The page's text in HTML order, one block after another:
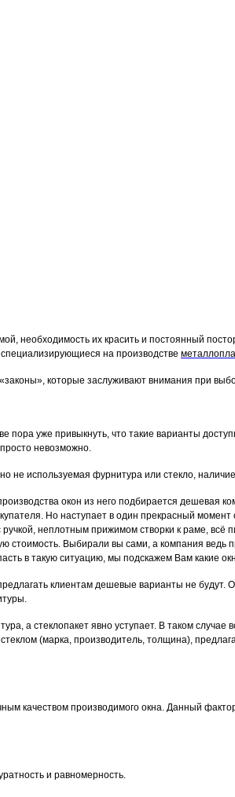
необходимость их красить и постоянный
на производстве
которые заслуживают внимания при
уже привыкнуть, что такие варианты
невозможно.
не используемая фурнитура или стекло,
окон из него подбирается дешевая
Но наступает в один прекрасный момент
неплотным прижимом створки к раме,
стоимость. Выбирали вы сами, а компания ведь
в такую ситуацию, мы подскажем Вам какие
клиентам дешевые варианты не будут.
а стеклопакет явно уступает. В таком случае
(марка, производитель, толщина),
качеством производимого окна. Данный
и равномерность.